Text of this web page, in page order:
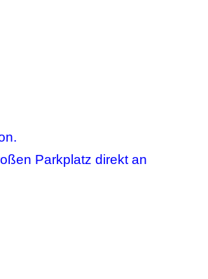
Parkplatz direkt an